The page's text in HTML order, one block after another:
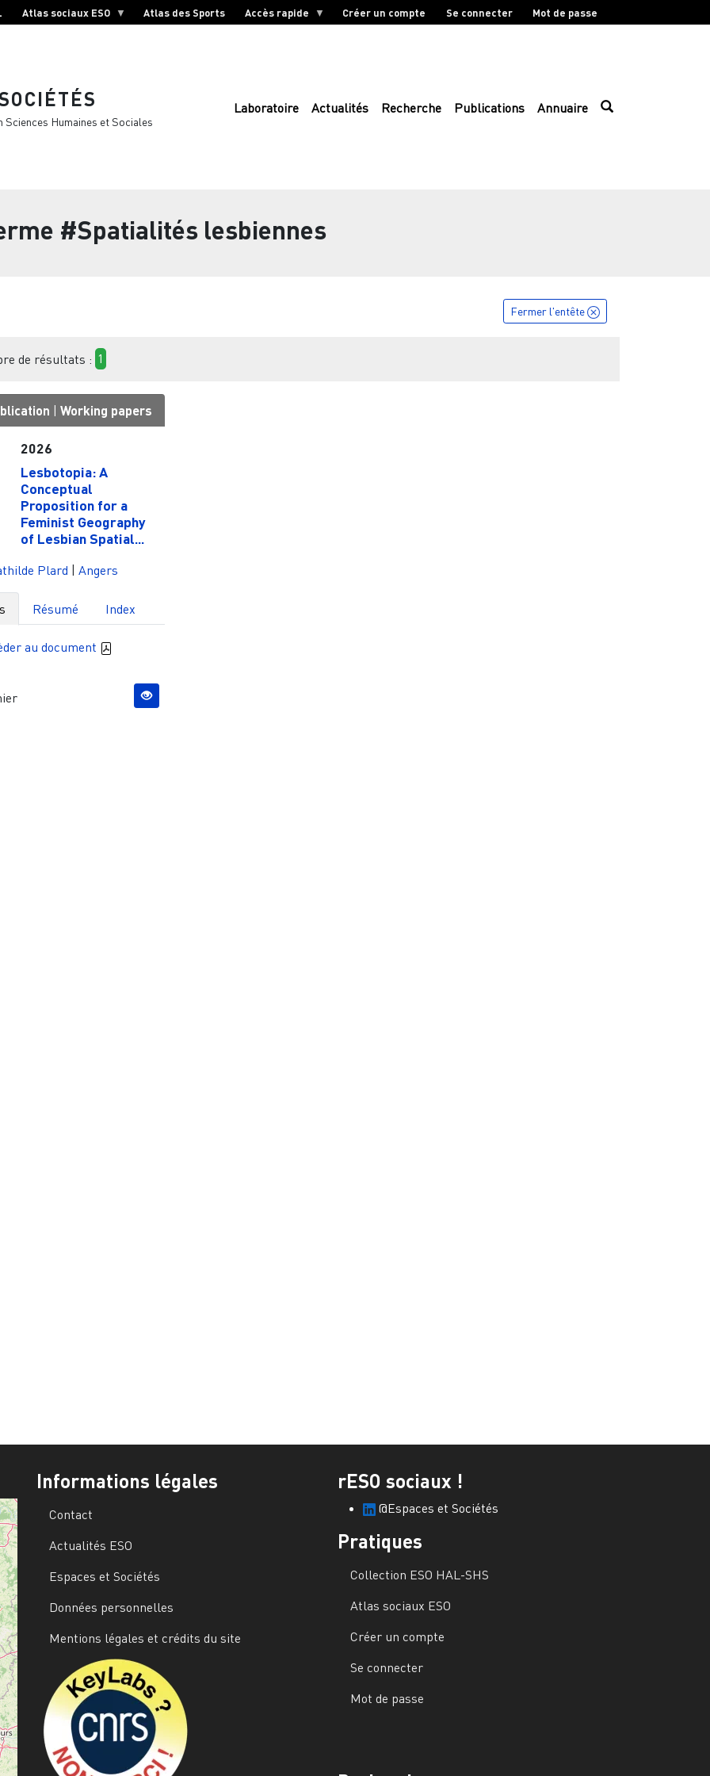
Atlas sociaux ESO Atlas des Sports Accès rapide Créer un compte Se connecter Mot de passe
Humaines et Sociales
Laboratoire Actualités Recherche Publications Annuaire
#Spatialités lesbiennes
Fermer l'entête
de résultats : 1
| Working papers
2026
Lesbotopia: A
Conceptual
Proposition for a
Feminist Geography
of Lesbian Spatial...
Plard | Angers
Résumé Index
au document
Informations légales
Contact
Actualités ESO
Espaces et Sociétés
Données personnelles
Mentions légales et crédits du site
rESO sociaux !
@Espaces et Sociétés
Pratiques
Collection ESO HAL-SHS
Atlas sociaux ESO
Créer un compte
Se connecter
Mot de passe